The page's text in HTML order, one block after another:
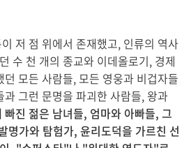
저 점 위에서 존재했고, 인류의 역사
수 천 개의 종교와 이데올로기, 경제
모든 사람들, 모든 영웅과 비겁자들
그런 문명을 파괴한 사람들, 왕과
빠진 젊은 남녀들, 엄마와 아빠들, 그
명가와 탐험가, 윤리도덕을 가르친 선